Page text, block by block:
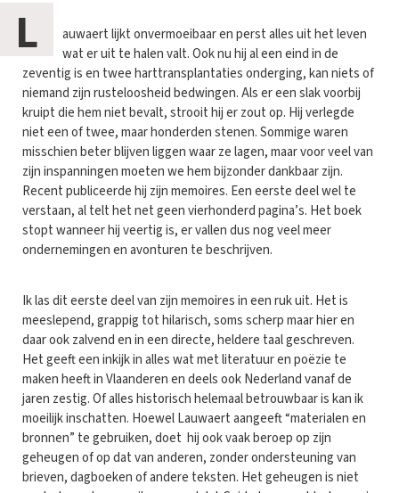
L
auwaert lijkt onvermoeibaar en perst alles uit het leven
wat er uit te halen valt. Ook nu hij al een eind in de
zeventig is en twee harttransplantaties onderging, kan niets of
niemand zijn rusteloosheid bedwingen. Als er een slak voorbij
kruipt die hem niet bevalt, strooit hij er zout op. Hij verlegde
niet een of twee, maar honderden stenen. Sommige waren
misschien beter blijven liggen waar ze lagen, maar voor veel van
zijn inspanningen moeten we hem bijzonder dankbaar zijn.
Recent publiceerde hij zijn memoires. Een eerste deel wel te
verstaan, al telt het net geen vierhonderd pagina’s. Het boek
stopt wanneer hij veertig is, er vallen dus nog veel meer
ondernemingen en avonturen te beschrijven.
Ik las dit eerste deel van zijn memoires in een ruk uit. Het is
meeslepend, grappig tot hilarisch, soms scherp maar hier en
daar ook zalvend en in een directe, heldere taal geschreven.
Het geeft een inkijk in alles wat met literatuur en poëzie te
maken heeft in Vlaanderen en deels ook Nederland vanaf de
jaren zestig. Of alles historisch helemaal betrouwbaar is kan ik
moeilijk inschatten. Hoewel Lauwaert aangeeft “materialen en
bronnen” te gebruiken, doet hij ook vaak beroep op zijn
geheugen of op dat van anderen, zonder ondersteuning van
brieven, dagboeken of andere teksten. Het geheugen is niet